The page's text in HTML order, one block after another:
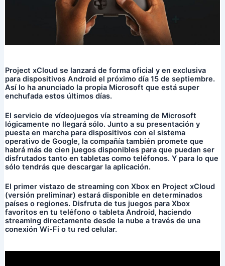
Project xCloud se lanzará de forma oficial y en exclusiva
para dispositivos Android el próximo día 15 de septiembre.
Así lo ha anunciado la propia Microsoft que está super
enchufada estos últimos días.
El servicio de vídeojuegos vía streaming de Microsoft
lógicamente no llegará sólo. Junto a su presentación y
puesta en marcha para dispositivos con el sistema
operativo de Google, la compañía también promete que
habrá más de cien juegos disponibles para que puedan ser
disfrutados tanto en tabletas como teléfonos. Y para lo que
sólo tendrás que descargar la aplicación.
El primer vistazo de streaming con Xbox en Project xCloud
(versión preliminar) estará disponible en determinados
países o regiones. Disfruta de tus juegos para Xbox
favoritos en tu teléfono o tableta Android, haciendo
streaming directamente desde la nube a través de una
conexión Wi-Fi o tu red celular.